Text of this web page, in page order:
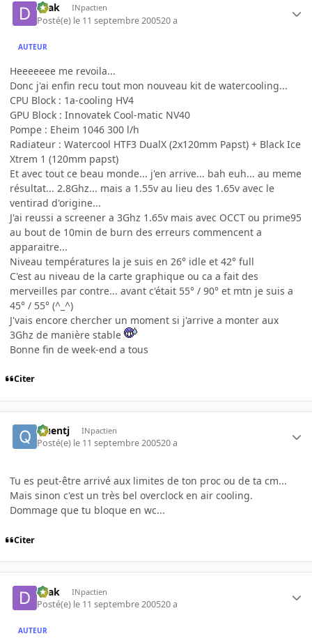
Drak INpactien
Posté(e) le 11 septembre 200520 a
AUTEUR
Heeeeeee me revoila...
Donc j'ai enfin recu tout mon nouveau kit de watercooling...
CPU Block : 1a-cooling HV4
GPU Block : Innovatek Cool-matic NV40
Pompe : Eheim 1046 300 l/h
Radiateur : Watercool HTF3 DualX (2x120mm Papst) + Black Ice
Xtrem 1 (120mm papst)
Et avec tout ce beau monde... j'en arrive... bah euh... au meme
résultat... 2.8Ghz... mais a 1.55v au lieu des 1.65v avec le
ventirad d'origine...
J'ai reussi a screener a 3Ghz 1.65v mais avec OCCT ou prime95
au bout de 10min de burn des erreurs commencent a
apparaitre...
Niveau températures la je suis en 26° idle et 42° full
C'est au niveau de la carte graphique ou ca a fait des
merveilles par contre... avant c'était 55° / 90° et mtn je suis a
45° / 55° (^_^)
J'vais encore chercher un moment si j'arrive a monter aux
3Ghz de manière stable
Bonne fin de week-end a tous
Citer
Quentj INpactien
Posté(e) le 11 septembre 200520 a
Tu es peut-être arrivé aux limites de ton proc ou de ta cm...
Mais sinon c'est un très bel overclock en air cooling.
Dommage que tu bloque en wc...
Citer
Drak INpactien
Posté(e) le 11 septembre 200520 a
AUTEUR